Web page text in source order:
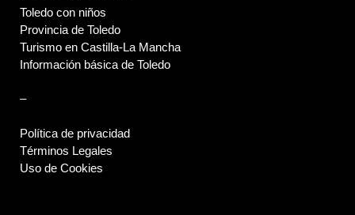
Toledo con niños
Provincia de Toledo
Turismo en Castilla-La Mancha
Información básica de Toledo
–
Política de privacidad
Términos Legales
Uso de Cookies